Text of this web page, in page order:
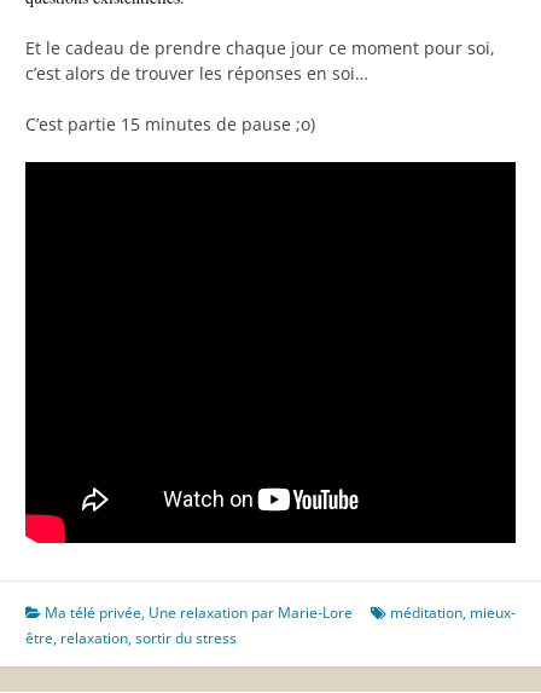
Et le cadeau de prendre chaque jour ce moment pour soi,
c’est alors de trouver les réponses en soi…
C’est partie 15 minutes de pause ;o)
Ma télé privée, Une relaxation par Marie-Lore méditation, mieux-
être, relaxation,sortir du stress